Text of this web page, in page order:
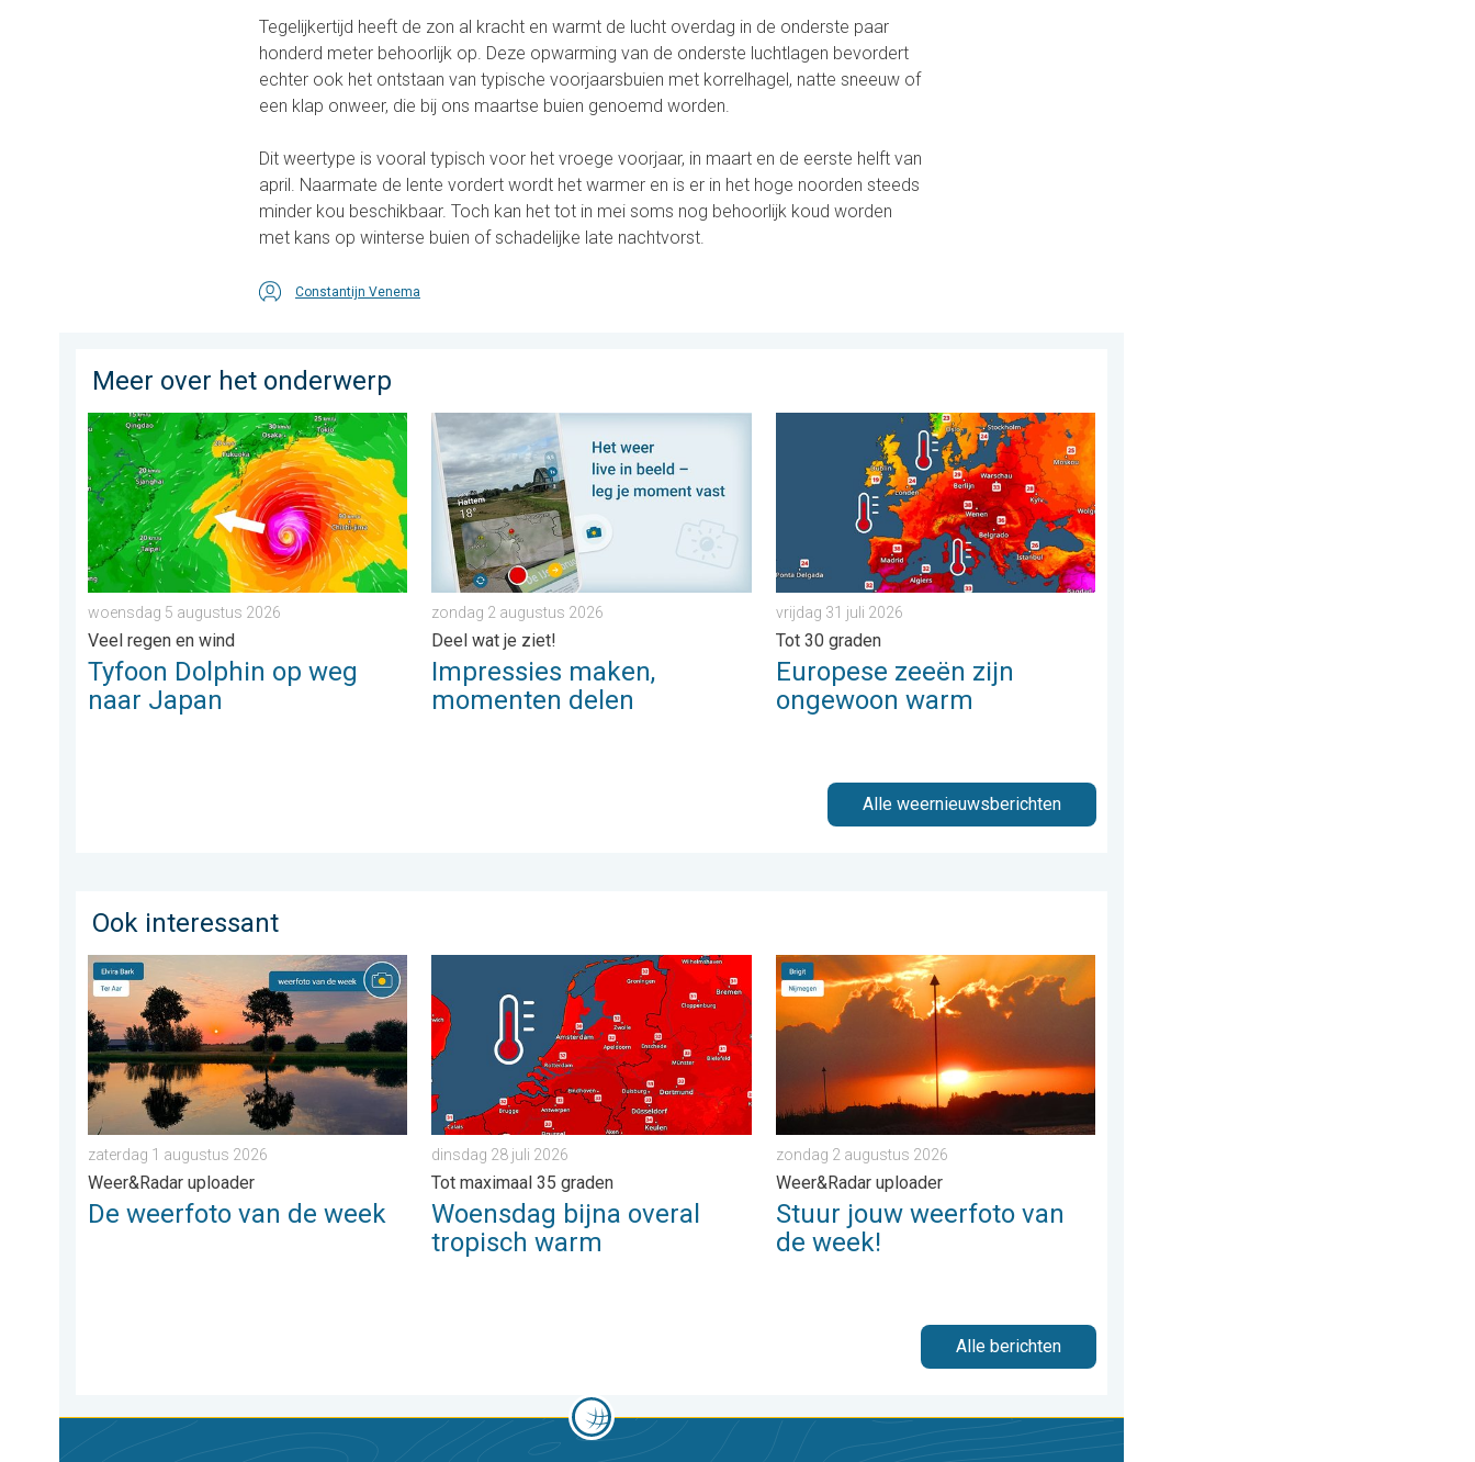
Tegelijkertijd heeft de zon al kracht en warmt de lucht overdag in de onderste paar
honderd meter behoorlijk op. Deze opwarming van de onderste luchtlagen bevordert
echter ook het ontstaan van typische voorjaarsbuien met korrelhagel, natte sneeuw of
een klap onweer, die bij ons maartse buien genoemd worden.
Dit weertype is vooral typisch voor het vroege voorjaar, in maart en de eerste helft van
april. Naarmate de lente vordert wordt het warmer en is er in het hoge noorden steeds
minder kou beschikbaar. Toch kan het tot in mei soms nog behoorlijk koud worden
met kans op winterse buien of schadelijke late nachtvorst.
Constantijn Venema
Meer over het onderwerp
Tyfoon Dolphin op weg naar Japan. Veel regen en wind. . . woensdag 5 augustus 2026
woensdag 5 augustus 2026
Veel regen en wind
Tyfoon Dolphin op weg
naar Japan
Impressies maken, momenten delen. Deel wat je ziet!. . . zondag 2 augustus 2026
zondag 2 augustus 2026
Deel wat je ziet!
Impressies maken,
momenten delen
Europese zeeën zijn ongewoon warm. Tot 30 graden. . . vrijdag 31 juli 2026
vrijdag 31 juli 2026
Tot 30 graden
Europese zeeën zijn
ongewoon warm
Alle weernieuwsberichten
Ook interessant
De weerfoto van de week. Weer&Radar uploader. . . zaterdag 1 augustus 2026
zaterdag 1 augustus 2026
Weer&Radar uploader
De weerfoto van de week
Woensdag bijna overal tropisch warm. Tot maximaal 35 graden. . . dinsdag 28 juli 2026
dinsdag 28 juli 2026
Tot maximaal 35 graden
Woensdag bijna overal
tropisch warm
Stuur jouw weerfoto van de week!. Weer&Radar uploader. . . zondag 2 augustus 2026
zondag 2 augustus 2026
Weer&Radar uploader
Stuur jouw weerfoto van
de week!
Alle berichten